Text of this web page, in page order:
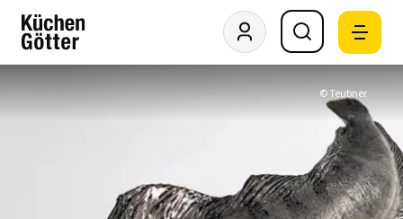
© Teubner